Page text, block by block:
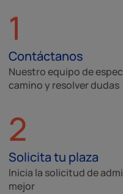
1
Contáctanos
Nuestro equipo de
camino y resolver dudas
2
Solicita tu plaza
Inicia la solicitud de
mejor